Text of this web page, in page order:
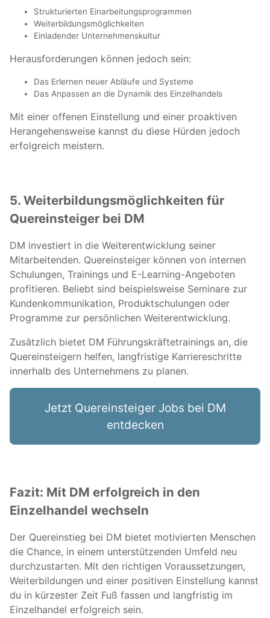
Strukturierten Einarbeitungsprogrammen
Weiterbildungsmöglichkeiten
Einladender Unternehmenskultur
Herausforderungen können jedoch sein:
Das Erlernen neuer Abläufe und Systeme
Das Anpassen an die Dynamik des Einzelhandels
Mit einer offenen Einstellung und einer proaktiven
Herangehensweise kannst du diese Hürden jedoch
erfolgreich meistern.
5. Weiterbildungsmöglichkeiten für
Quereinsteiger bei DM
DM investiert in die Weiterentwicklung seiner
Mitarbeitenden. Quereinsteiger können von internen
Schulungen, Trainings und E-Learning-Angeboten
profitieren. Beliebt sind beispielsweise Seminare zur
Kundenkommunikation, Produktschulungen oder
Programme zur persönlichen Weiterentwicklung.
Zusätzlich bietet DM Führungskräftetrainings an, die
Quereinsteigern helfen, langfristige Karriereschritte
innerhalb des Unternehmens zu planen.
Jetzt Quereinsteiger Jobs bei DM
entdecken
Fazit: Mit DM erfolgreich in den
Einzelhandel wechseln
Der Quereinstieg bei DM bietet motivierten Menschen
die Chance, in einem unterstützenden Umfeld neu
durchzustarten. Mit den richtigen Voraussetzungen,
Weiterbildungen und einer positiven Einstellung kannst
du in kürzester Zeit Fuß fassen und langfristig im
Einzelhandel erfolgreich sein.